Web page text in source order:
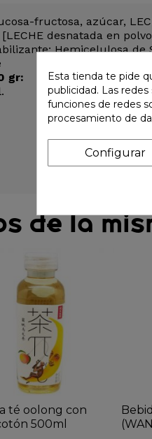
fructosa, azúcar,
desnatada en
Hemicelulosa
gr:
de la
té oolong con
500ml
Esta tienda te pide
publicidad. Las
funciones de redes
procesamiento de
Configurar